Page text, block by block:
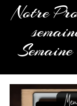
Notre